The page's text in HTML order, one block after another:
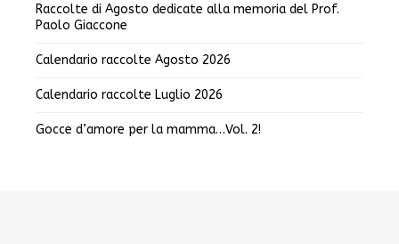
Raccolte di Agosto dedicate alla memoria del Prof.
Paolo Giaccone
Calendario raccolte Agosto 2026
Calendario raccolte Luglio 2026
Gocce d’amore per la mamma…Vol. 2!